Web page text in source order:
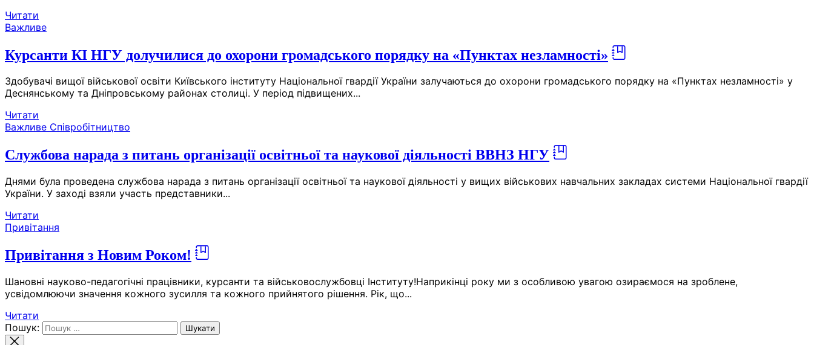
Читати
Важливе
Курсанти КІ НГУ долучилися до охорони громадського порядку на «Пунктах незламності»
Здобувачі вищої військової освіти Київського інституту Національної гвардії України залучаються до охорони громадського порядку на «Пунктах незламності» у
Деснянському та Дніпровському районах столиці. У період підвищених...
Читати
Важливе Співробітництво
Службова нарада з питань організації освітньої та наукової діяльності ВВНЗ НГУ
Днями була проведена службова нарада з питань організації освітньої та наукової діяльності у вищих військових навчальних закладах системи Національної гвардії
України. У заході взяли участь представники...
Читати
Привітання
Привітання з Новим Роком!
Шановні науково-педагогічні працівники, курсанти та військовослужбовці Інституту!Наприкінці року ми з особливою увагою озираємося на зроблене,
усвідомлюючи значення кожного зусилля та кожного прийнятого рішення. Рік, що...
Читати
Пошук: